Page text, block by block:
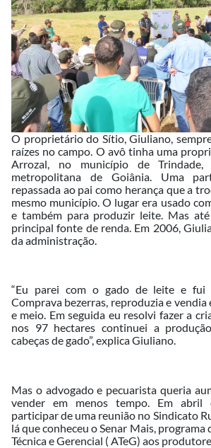
O proprietário do Sítio, Giuliano,
raízes no campo. O avô tinha uma
Arrozal, no município de Trindade,
metropolitana de Goiânia. Uma
repassada ao pai como herança que a
mesmo município. O lugar era usado
e também para produzir leite. Mas
principal fonte de renda. Em 2006,
da administração.
“Eu parei com o gado de leite e fui
Comprava bezerras, reproduzia e vendia
e meio. Em seguida eu resolvi fazer a
nos 97 hectares continuei a
cabeças de gado”, explica Giuliano.
Mas o advogado e pecuarista queria
vender em menos tempo. Em abril
participar de uma reunião no Sindicato
lá que conheceu o Senar Mais, programa
Técnica e Gerencial ( ATeG) aos